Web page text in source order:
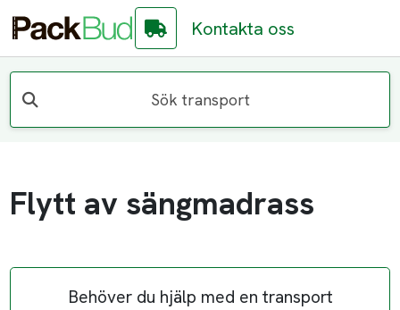
Kontakta oss
Sök transport
Flytt av sängmadrass
Behöver du hjälp med en transport